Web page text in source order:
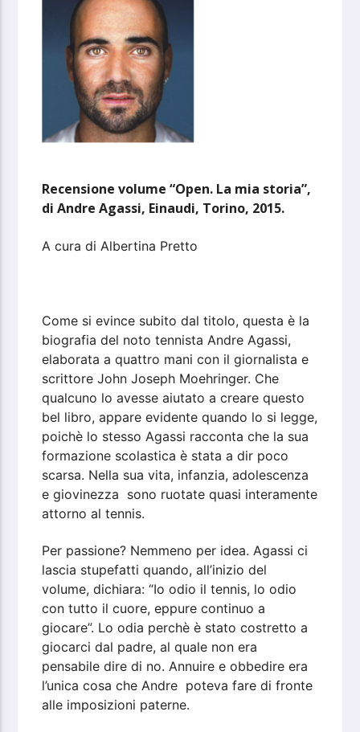
Recensione volume “Open. La mia storia”,
di Andre Agassi, Einaudi, Torino, 2015.
A cura di Albertina Pretto
Come si evince subito dal titolo, questa è la
biografia del noto tennista Andre Agassi,
elaborata a quattro mani con il giornalista e
scrittore John Joseph Moehringer. Che
qualcuno lo avesse aiutato a creare questo
bel libro, appare evidente quando lo si legge,
poichè lo stesso Agassi racconta che la sua
formazione scolastica è stata a dir poco
scarsa. Nella sua vita, infanzia, adolescenza
e giovinezza sono ruotate quasi interamente
attorno al tennis.
Per passione? Nemmeno per idea. Agassi ci
lascia stupefatti quando, all’inizio del
volume, dichiara: “Io odio il tennis, lo odio
con tutto il cuore, eppure continuo a
giocare”. Lo odia perchè è stato costretto a
giocarci dal padre, al quale non era
pensabile dire di no. Annuire e obbedire era
l’unica cosa che Andre poteva fare di fronte
alle imposizioni paterne.